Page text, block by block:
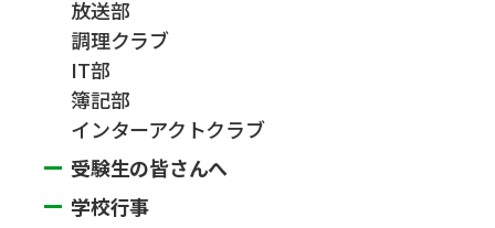
放送部
調理クラブ
IT部
簿記部
インターアクトクラブ
受験生の皆さんへ
学校行事